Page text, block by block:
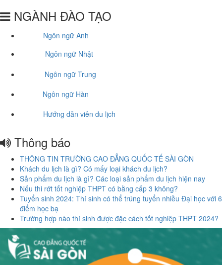
NGÀNH ĐÀO TẠO
Ngôn ngữ Anh
Ngôn ngữ Nhật
Ngôn ngữ Trung
Ngôn ngữ Hàn
Hướng dẫn viên du lịch
Thông báo
THÔNG TIN TRƯỜNG CAO ĐẲNG QUỐC TẾ SÀI GÒN
Khách du lịch là gì? Có mấy loại khách du lịch?
Sản phẩm du lịch là gì? Các loại sản phẩm du lịch hiện nay
Nếu thi rớt tốt nghiệp THPT có bằng cấp 3 không?
Tuyển sinh 2024: Thí sinh có thể trúng tuyển nhiều Đại học với 6
điểm học bạ
Trường hợp nào thí sinh được đặc cách tốt nghiệp THPT 2024?